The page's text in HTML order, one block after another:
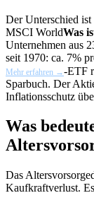
Der Unterschied
MSCI WorldWas
Unternehmen aus
seit 1970: ca. 7%
Mehr erfahren →-ETF
Sparbuch. Der
Inflationsschutz
Was
Das
Kaufkraftverlust.